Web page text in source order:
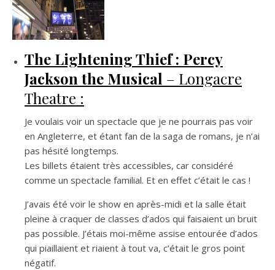
The Lightening Thief : Percy
Jackson the Musical – Longacre
Theatre :
Je voulais voir un spectacle que je ne pourrais pas voir
en Angleterre, et étant fan de la saga de romans, je n’ai
pas hésité longtemps.
Les billets étaient très accessibles, car considéré
comme un spectacle familial. Et en effet c’était le cas !
J’avais été voir le show en après-midi et la salle était
pleine à craquer de classes d’ados qui faisaient un bruit
pas possible. J’étais moi-même assise entourée d’ados
qui piaillaient et riaient à tout va, c’était le gros point
négatif.